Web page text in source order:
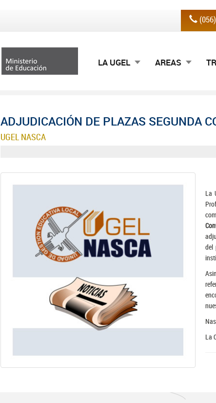
LA UGEL AREAS
ADJUDICACIÓN DE PLAZAS SEGUNDA
UGEL NASCA
La
del
La